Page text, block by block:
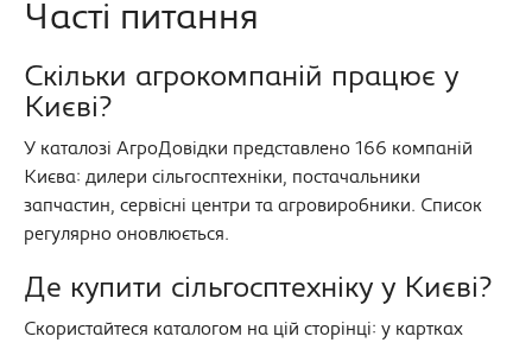
Часті питання
Скільки агрокомпаній працює у
Києві?
У каталозі АгроДовідки представлено 166 компаній
Києва: дилери сільгосптехніки, постачальники
запчастин, сервісні центри та агровиробники. Список
регулярно оновлюється.
Де купити сільгосптехніку у Києві?
Скористайтеся каталогом на цій сторінці: у картках